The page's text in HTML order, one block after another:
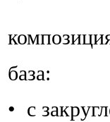
база:
• с